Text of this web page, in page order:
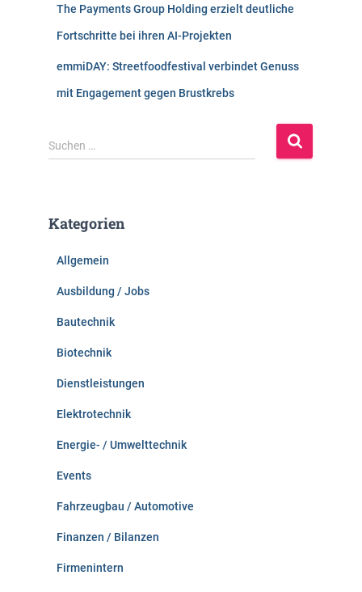
The Payments Group Holding erzielt deutliche
Fortschritte bei ihren AI-Projekten
emmiDAY: Streetfoodfestival verbindet Genuss
mit Engagement gegen Brustkrebs
S
u
n
Suchen …
Kategorien
Allgemein
Ausbildung / Jobs
Bautechnik
Biotechnik
Dienstleistungen
Elektrotechnik
Energie- / Umwelttechnik
Events
Fahrzeugbau / Automotive
Finanzen / Bilanzen
Firmenintern